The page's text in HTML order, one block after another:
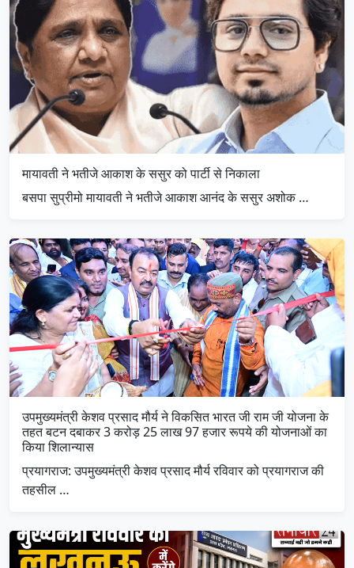
मायावती ने भतीजे आकाश के ससुर को पार्टी से निकाला
बसपा सुप्रीमो मायावती ने भतीजे आकाश आनंद के ससुर अशोक …
उपमुख्यमंत्री केशव प्रसाद मौर्य ने विकसित भारत जी राम जी योजना के
तहत बटन दबाकर 3 करोड़ 25 लाख 97 हजार रूपये की योजनाओं का
किया शिलान्यास
प्रयागराज: उपमुख्यमंत्री केशव प्रसाद मौर्य रविवार को प्रयागराज की
तहसील …